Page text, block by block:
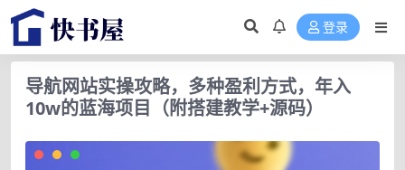
登录
导航网站实操攻略，多种盈利方式，年入
10w的蓝海项目（附搭建教学+源码）